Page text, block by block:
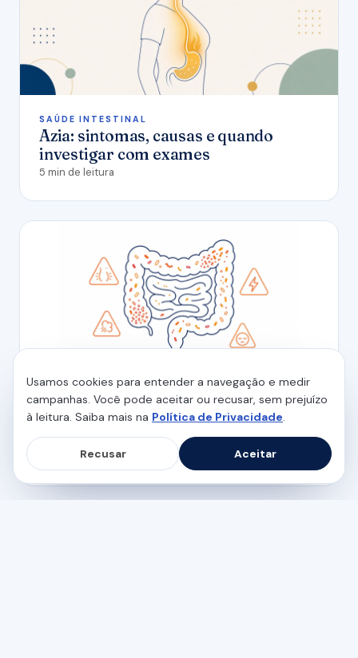
SAÚDE INTESTINAL
Azia: sintomas, causas e quando
investigar com exames
5 min de leitura
SAÚDE INTESTINAL
Disbiose intestinal: os sintomas que
mostram que algo saiu do eixo
5 min de leitura
Usamos cookies para entender a navegação e medir
campanhas. Você pode aceitar ou recusar, sem prejuízo
à leitura. Saiba mais na Política de Privacidade.
Recusar Aceitar